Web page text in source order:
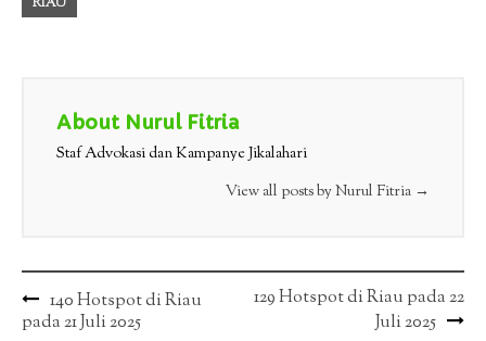
About Nurul Fitria
Staf Advokasi dan Kampanye Jikalahari
View all posts by Nurul Fitria →
Post
navigation
140 Hotspot di Riau
pada 21 Juli 2025
129 Hotspot di Riau pada 22
Juli 2025